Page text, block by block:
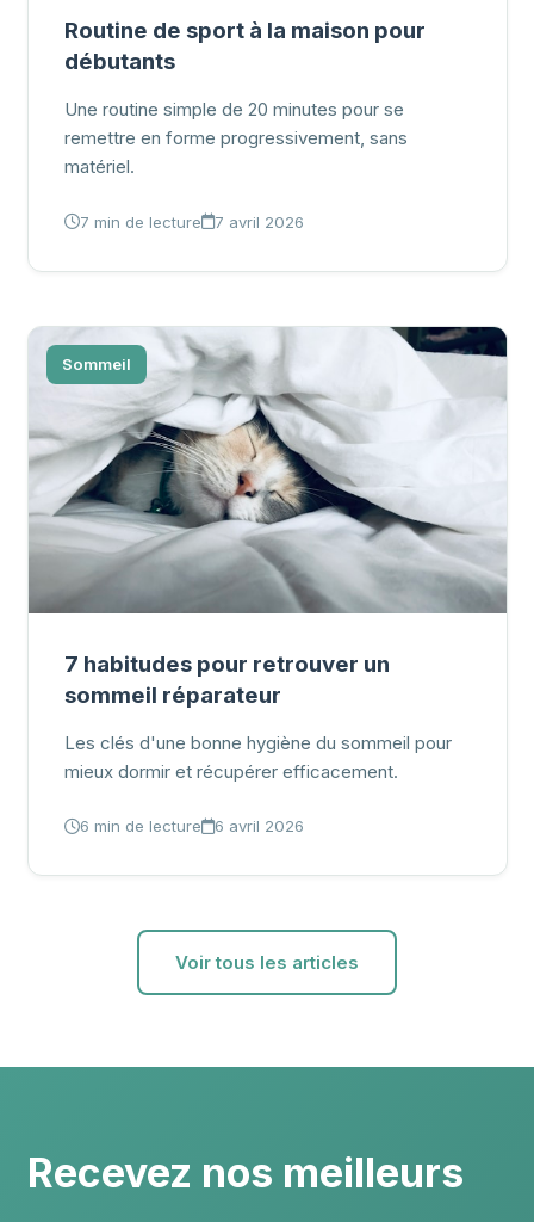
Routine de sport à la maison pour
débutants
Une routine simple de 20 minutes pour se
remettre en forme progressivement, sans
matériel.
7 min de lecture 7 avril 2026
Sommeil
7 habitudes pour retrouver un
sommeil réparateur
Les clés d'une bonne hygiène du sommeil pour
mieux dormir et récupérer efficacement.
6 min de lecture 6 avril 2026
Voir tous les articles
Recevez nos meilleurs